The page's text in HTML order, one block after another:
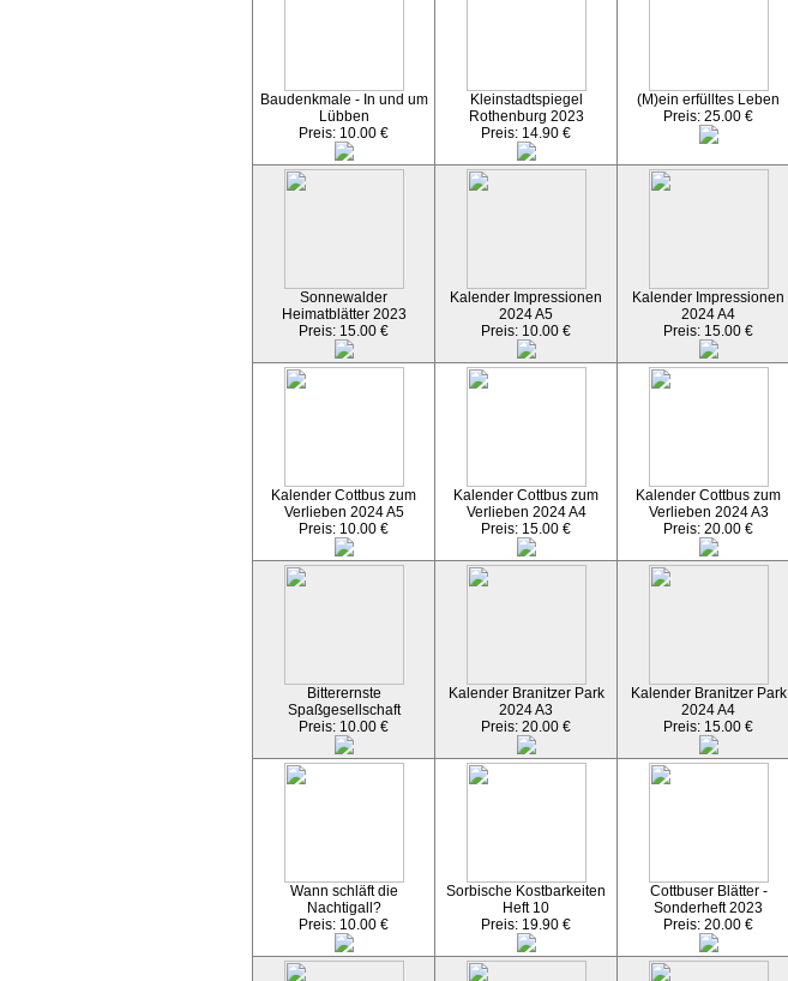
Baudenkmale - In und um
Lübben
Preis: 10.00 €
Kleinstadtspiegel
Rothenburg 2023
Preis: 14.90 €
(M)ein erfülltes Leben
Preis: 25.00 €
Sonnewalder
Heimatblätter 2023
Preis: 15.00 €
Kalender Impressionen
2024 A5
Preis: 10.00 €
Kalender Impressionen
2024 A4
Preis: 15.00 €
Kalender Cottbus zum
Verlieben 2024 A5
Preis: 10.00 €
Kalender Cottbus zum
Verlieben 2024 A4
Preis: 15.00 €
Kalender Cottbus zum
Verlieben 2024 A3
Preis: 20.00 €
Bitterernste
Spaßgesellschaft
Preis: 10.00 €
Kalender Branitzer Park
2024 A3
Preis: 20.00 €
Kalender Branitzer Park
2024 A4
Preis: 15.00 €
Wann schläft die
Nachtigall?
Preis: 10.00 €
Sorbische Kostbarkeiten
Heft 10
Preis: 19.90 €
Cottbuser Blätter -
Sonderheft 2023
Preis: 20.00 €